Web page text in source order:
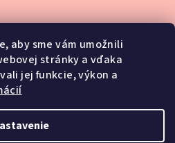
aby sme vám umožnili
stránky a vďaka
jej funkcie, výkon a